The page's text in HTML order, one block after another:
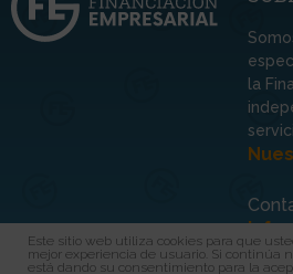
la
Este sitio web utiliza cookies para que
mejor experiencia de usuario. Si continúa
está dando su consentimiento para la